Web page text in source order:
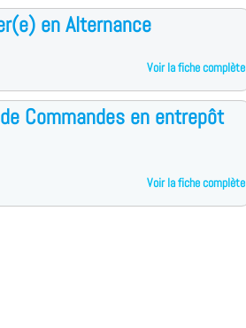
en Alternance
Voir la fiche complète
Commandes en entrepôt
Voir la fiche complète